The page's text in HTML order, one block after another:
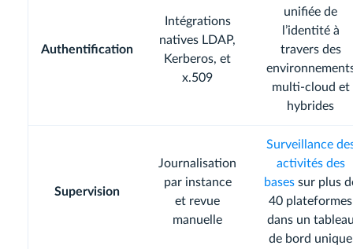
Authentification
Intégrations
natives LDAP,
Kerberos, et
x.509
unifiée de
l’identité à
travers des
multi-cloud et
hybrides
Supervision
Journalisation
par instance
et revue
manuelle
Surveillance
activités des
basessur plus
40 plateformes
dans un
de bord unique